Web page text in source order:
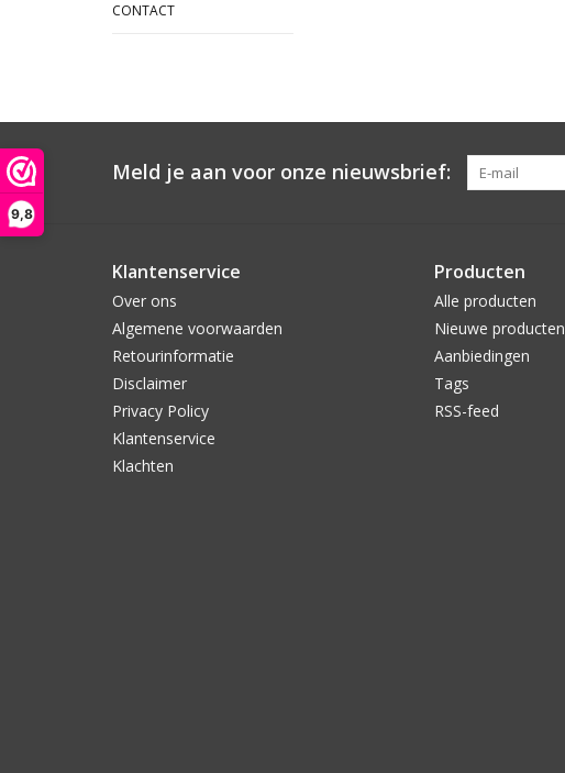
9,8
CONTACT
Meld je aan voor onze nieuwsbrief:
Klantenservice
Over ons
Algemene voorwaarden
Retourinformatie
Disclaimer
Privacy Policy
Klantenservice
Klachten
Producten
Alle producten
Nieuwe producten
Aanbiedingen
Tags
RSS-feed